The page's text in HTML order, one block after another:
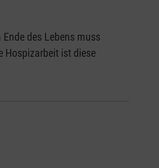
des Lebens muss
Hospizarbeit ist diese